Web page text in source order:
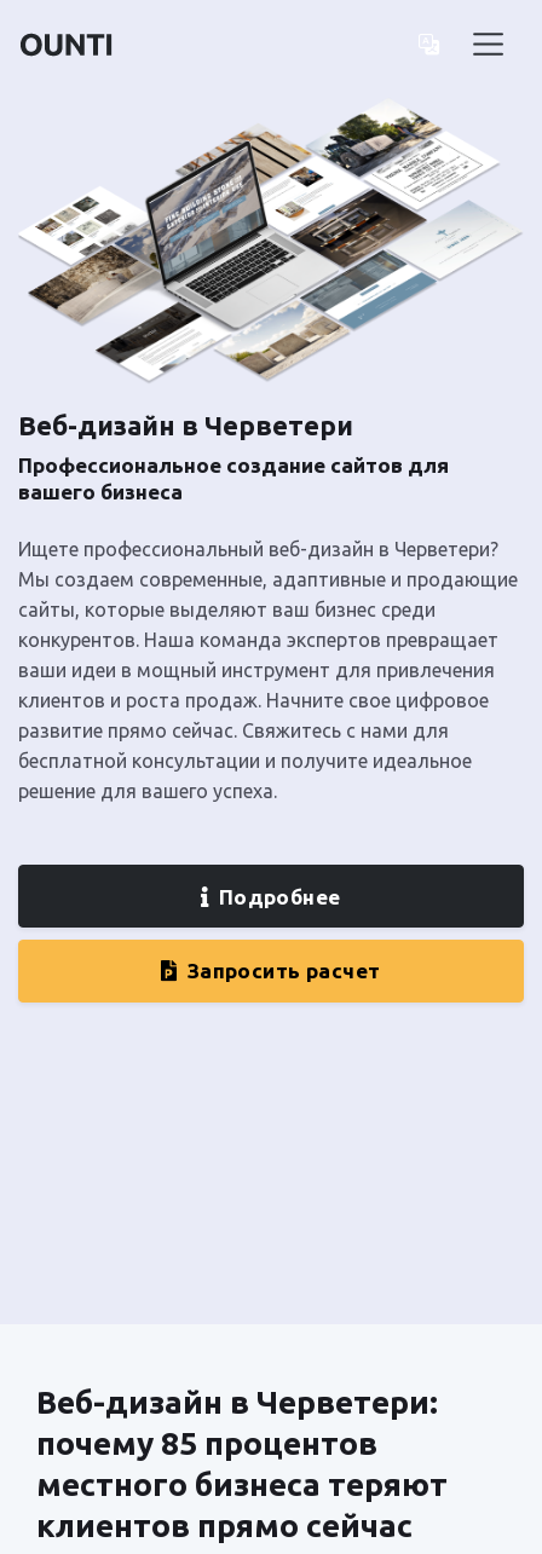
Веб-дизайн в Черветери
Профессиональное создание сайтов для
вашего бизнеса
Ищете профессиональный веб-дизайн в Черветери?
Мы создаем современные, адаптивные и продающие
сайты, которые выделяют ваш бизнес среди
конкурентов. Наша команда экспертов превращает
ваши идеи в мощный инструмент для привлечения
клиентов и роста продаж. Начните свое цифровое
развитие прямо сейчас. Свяжитесь с нами для
бесплатной консультации и получите идеальное
решение для вашего успеха.
Подробнее
Запросить расчет
Веб-дизайн в Черветери:
почему 85 процентов
местного бизнеса теряют
клиентов прямо сейчас